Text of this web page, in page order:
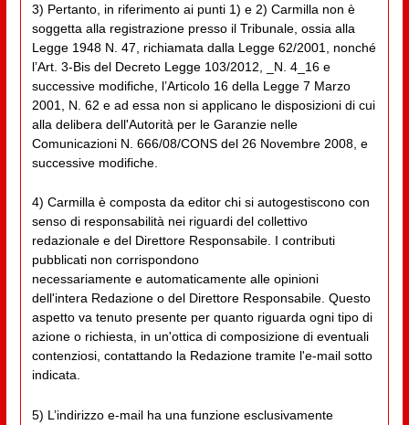
3) Pertanto, in riferimento ai punti 1) e 2) Carmilla non è
soggetta alla registrazione presso il Tribunale, ossia alla
Legge 1948 N. 47, richiamata dalla Legge 62/2001, nonché
l’Art. 3-Bis del Decreto Legge 103/2012, _N. 4_16 e
successive modifiche, l’Articolo 16 della Legge 7 Marzo
2001, N. 62 e ad essa non si applicano le disposizioni di cui
alla delibera dell'Autorità per le Garanzie nelle
Comunicazioni N. 666/08/CONS del 26 Novembre 2008, e
successive modifiche.
4) Carmilla è composta da editor chi si autogestiscono con
senso di responsabilità nei riguardi del collettivo
redazionale e del Direttore Responsabile. I contributi
pubblicati non corrispondono
necessariamente e automaticamente alle opinioni
dell'intera Redazione o del Direttore Responsabile. Questo
aspetto va tenuto presente per quanto riguarda ogni tipo di
azione o richiesta, in un'ottica di composizione di eventuali
contenziosi, contattando la Redazione tramite l'e-mail sotto
indicata.
5) L’indirizzo e-mail ha una funzione esclusivamente